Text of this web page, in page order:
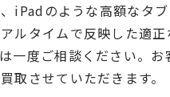
iPadのような高額なタ
ルタイムで反映した適
一度ご相談ください。
取させていただきます。